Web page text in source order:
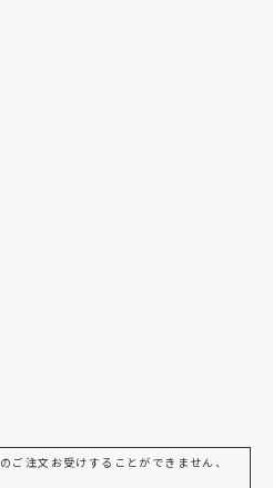
ご注文お受けすることができません、